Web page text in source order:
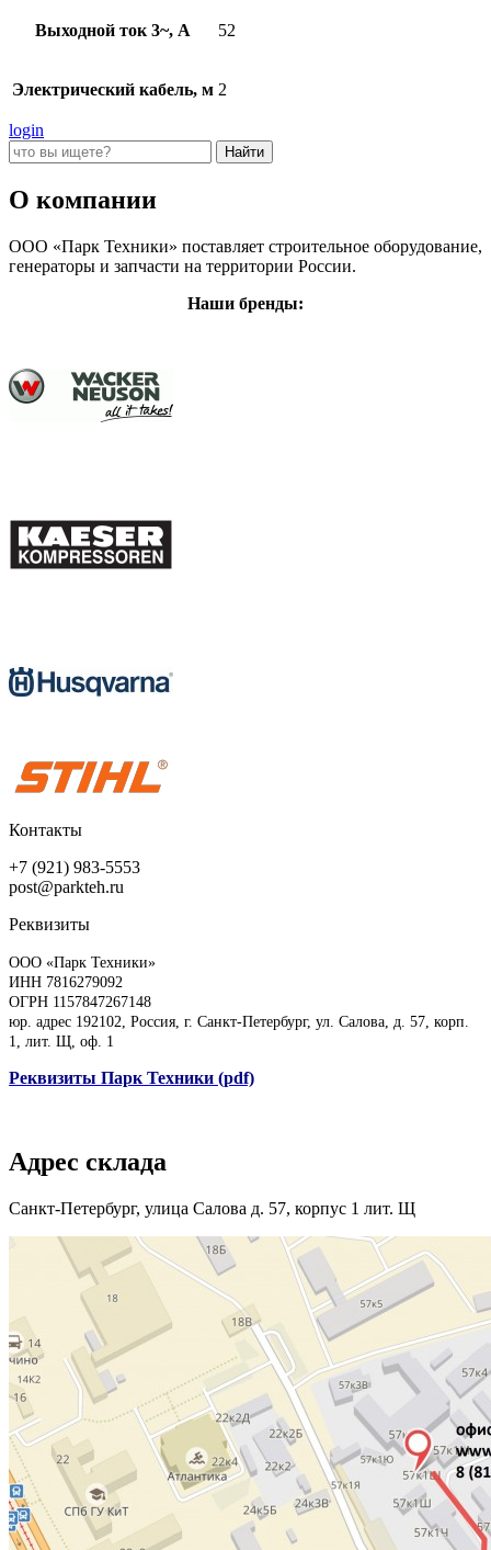
Выходной ток 3~, А 52
Электрический кабель, м 2
login
О компании
ООО «Парк Техники» поставляет строительное оборудование,
генераторы и запчасти на территории России.
Наши бренды:
Контакты
+7 (921) 983-5553
post@parkteh.ru
Реквизиты
ООО «Парк Техники»
ИНН 7816279092
ОГРН 1157847267148
юр. адрес 192102, Россия, г. Санкт-Петербург, ул. Салова, д. 57, корп.
1, лит. Щ, оф. 1
Реквизиты Парк Техники (pdf)
Адрес склада
Санкт-Петербург, улица Салова д. 57, корпус 1 лит. Щ